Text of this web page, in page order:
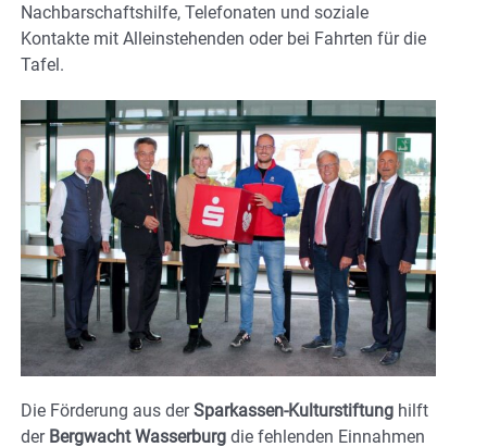
Nachbarschaftshilfe, Telefonaten und soziale
Kontakte mit Alleinstehenden oder bei Fahrten für die
Tafel.
Die Förderung aus derSparkassen-Kulturstiftung hilft
derBergwacht Wasserburg die fehlenden Einnahmen